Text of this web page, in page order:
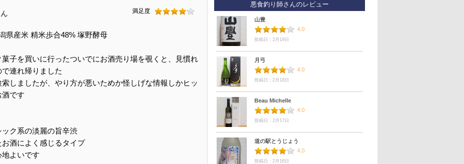
満足度
県産米 精米歩合48% 塚野酵母
子を買いに行ったついでにお酒売り場を覗くと、見慣れ
連れ帰りました
しましたが、やり方が悪いためか怪しげな情報しかヒッ
酒です
ク系の淡麗の旨辛渋
酒によく感じるタイプ
よいです
悪食釣り師さんのレビュー
山豊
4.0
投稿日：2月19日
月弓
4.0
投稿日：2月18日
Beau Michelle
4.0
投稿日：2月17日
道の駅とうじょう
4.0
投稿日：2月16日